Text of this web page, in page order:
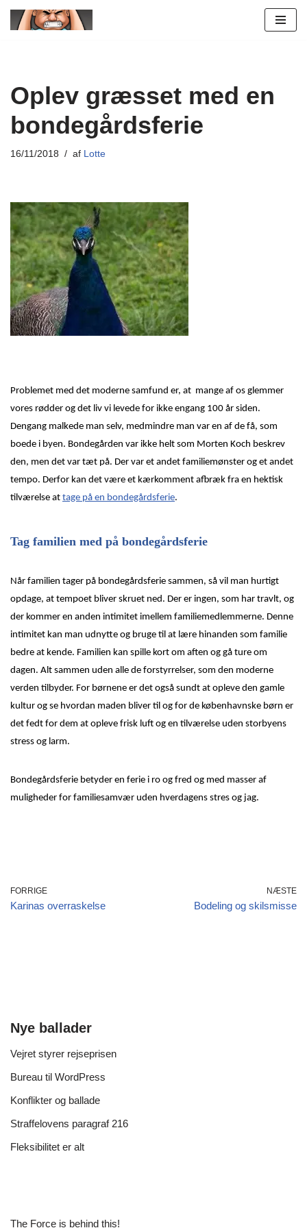
Oplev græsset med en
bondegårdsferie
16/11/2018 af Lotte
Problemet med det moderne samfund er, at mange af os glemmer
vores rødder og det liv vi levede for ikke engang 100 år siden.
Dengang malkede man selv, medmindre man var en af de få, som
boede i byen. Bondegården var ikke helt som Morten Koch beskrev
den, men det var tæt på. Der var et andet familiemønster og et andet
tempo. Derfor kan det være et kærkomment afbræk fra en hektisk
tilværelse at tage på en bondegårdsferie.
Tag familien med på bondegårdsferie
Når familien tager på bondegårdsferie sammen, så vil man hurtigt
opdage, at tempoet bliver skruet ned. Der er ingen, som har travlt, og
der kommer en anden intimitet imellem familiemedlemmerne. Denne
intimitet kan man udnytte og bruge til at lære hinanden som familie
bedre at kende. Familien kan spille kort om aften og gå ture om
dagen. Alt sammen uden alle de forstyrrelser, som den moderne
verden tilbyder. For børnene er det også sundt at opleve den gamle
kultur og se hvordan maden bliver til og for de københavnske børn er
det fedt for dem at opleve frisk luft og en tilværelse uden storbyens
stress og larm.
Bondegårdsferie betyder en ferie i ro og fred og med masser af
muligheder for familiesamvær uden hverdagens stres og jag.
FORRIGE
Karinas overraskelse
NÆSTE
Bodeling og skilsmisse
Nye ballader
Vejret styrer rejseprisen
Bureau til WordPress
Konflikter og ballade
Straffelovens paragraf 216
Fleksibilitet er alt
The Force is behind this!